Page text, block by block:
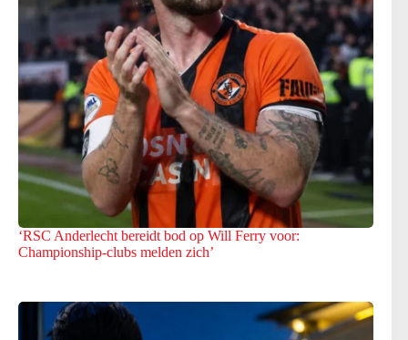
‘RSC Anderlecht bereidt bod op Will Ferry voor:
Championship-clubs melden zich’